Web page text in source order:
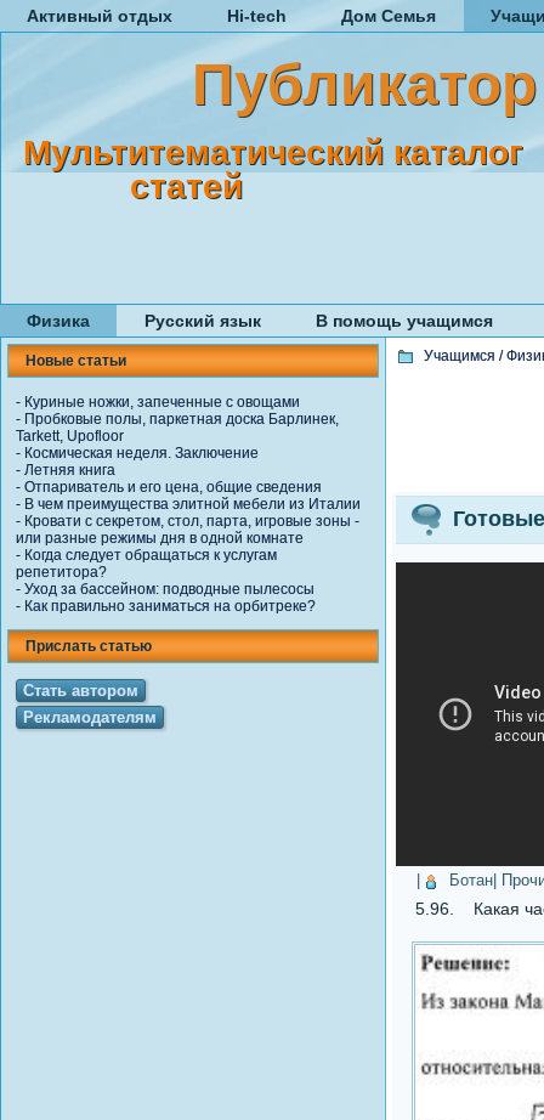
Активный отдых Hi-tech Дом Семья
Публикатор
Мультитематический каталог
статей
Физика Русский язык В помощь учащимся
Новые статьи
- Куриные ножки, запеченные с овощами
- Пробковые полы, паркетная доска Барлинек,
Tarkett, Upofloor
- Космическая неделя. Заключение
- Летняя книга
- Отпариватель и его цена, общие сведения
- В чем преимущества элитной мебели из Италии
- Кровати с секретом, стол, парта, игровые зоны -
или разные режимы дня в одной комнате
- Когда следует обращаться к услугам
репетитора?
- Уход за бассейном: подводные пылесосы
- Как правильно заниматься на орбитреке?
Прислать статью
Стать автором
Рекламодателям
Учащимся /
Ботан |
5.96. Какая